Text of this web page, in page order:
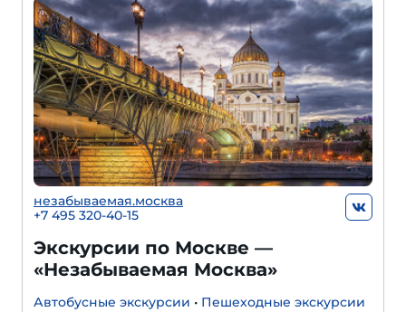
незабываемая.москва
+7 495 320-40-15
Экскурсии по Москве —
«Незабываемая Москва»
Автобусные экскурсии • Пешеходные экскурсии